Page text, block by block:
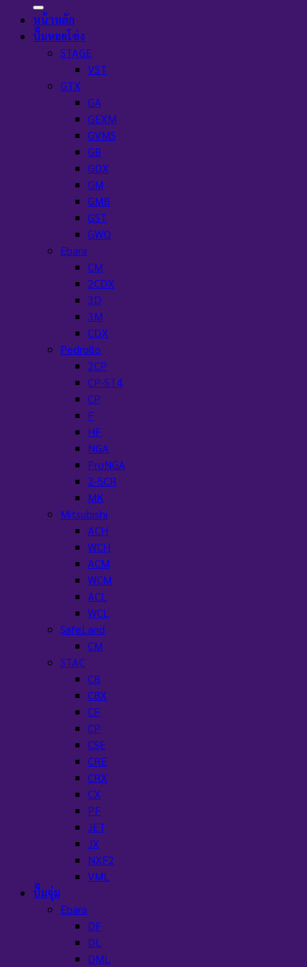
หน้าหลัก
ปั๊มหอยโข่ง
STAGE
VST
GTX
GA
GEXM
GVMS
GB
GDX
GM
GMB
GST
GWO
Ebara
CM
2CDX
3D
3M
CDX
Pedrollo
2CP
CP-ST4
CP
F
HF
NGA
ProNGA
2-5CR
MK
Mitsubishi
ACH
WCH
ACM
WCM
ACL
WCL
SafeLand
CM
STAC
CB
CBX
CF
CP
CSE
CRE
CRX
CX
PF
JET
JX
NXF2
VML
ปั๊มจุ่ม
Ebara
DF
DL
DML